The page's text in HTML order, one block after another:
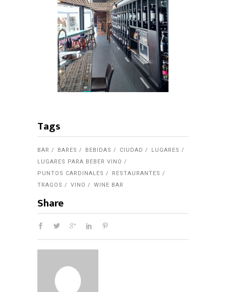
Tags
BAR BARES BEBIDAS CIUDAD
LUGARES
LUGARES PARA BEBER VINO
PUNTOS CARDINALES
RESTAURANTES
TRAGOS
VINO WINE BAR
Share